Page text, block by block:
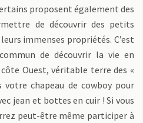
proposent également des
de découvrir des petits
immenses propriétés. C’est
de découvrir la vie en
Ouest, véritable terre des «
votre chapeau de cowboy pour
jean et bottes en cuir ! Si vous
peut-être même participer à